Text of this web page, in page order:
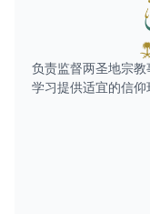
负责监督两圣地宗
学习提供适宜的信